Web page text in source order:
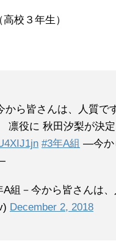
校３年生）
から皆さんは、人質
凛役に 秋田汐梨が決
#3年A組 ―今か
組－今から皆さんは、
December 2, 2018